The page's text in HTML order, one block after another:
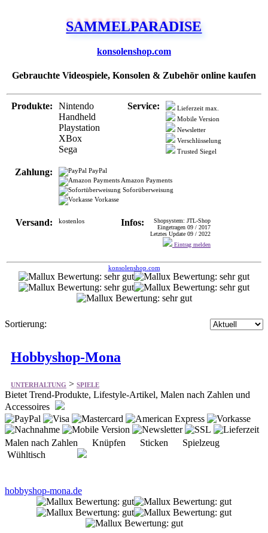
SAMMELPARADISE
konsolenshop.com
Gebrauchte Videospiele, Konsolen & Zubehör online kaufen
Produkte:
Nintendo
Handheld
Playstation
XBox
Sega
Service:
Lieferzeit max.
Mobile Version
Newsletter
Verschlüsselung
Trusted Siegel
Zahlung:
PayPal
Amazon Payments
Soforüberweisung
Vorkasse
Versand: kostenlos Infos:
Shopsystem: JTL-Shop
Eingetragen 09 / 2017
Letztes Update 09 / 2022
Eintrag melden
konsolenshop.com
Sortierung:
Hobbyshop-Mona
UNTERHALTUNG > SPIELE
Bietet Trend-Produkte, Lifestyle-Artikel, Malen nach Zahlen und
Accessoires
Malen nach Zahlen Knüpfen Sticken Spielzeug
Wühltisch
hobbyshop-mona.de